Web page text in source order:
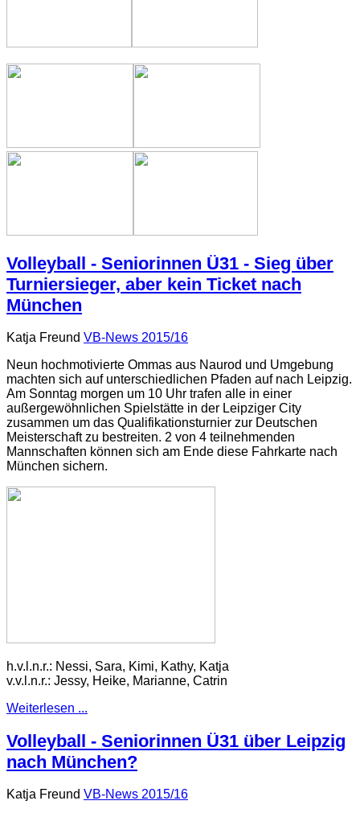
Volleyball - Seniorinnen Ü31 - Sieg über
Turniersieger, aber kein Ticket nach
München
Katja Freund VB-News 2015/16
Neun hochmotivierte Ommas aus Naurod und Umgebung
machten sich auf unterschiedlichen Pfaden auf nach Leipzig.
Am Sonntag morgen um 10 Uhr trafen alle in einer
außergewöhnlichen Spielstätte in der Leipziger City
zusammen um das Qualifikationsturnier zur Deutschen
Meisterschaft zu bestreiten. 2 von 4 teilnehmenden
Mannschaften können sich am Ende diese Fahrkarte nach
München sichern.
h.v.l.n.r.: Nessi, Sara, Kimi, Kathy, Katja
v.v.l.n.r.: Jessy, Heike, Marianne, Catrin
Weiterlesen ...
Volleyball - Seniorinnen Ü31 über Leipzig
nach München?
Katja Freund VB-News 2015/16